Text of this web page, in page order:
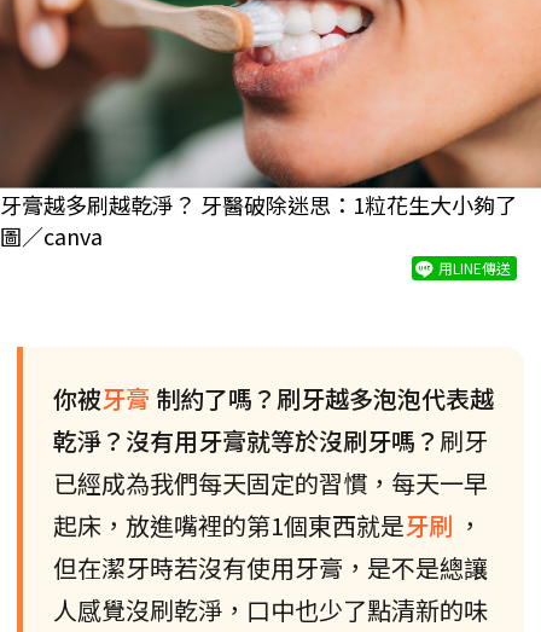
牙膏越多刷越乾淨？ 牙醫破除迷思：1粒花生大小夠了
圖／canva
用LINE傳送
你被牙膏 制約了嗎？刷牙越多泡泡代表越
乾淨？沒有用牙膏就等於沒刷牙嗎？ 刷牙
已經成為我們每天固定的習慣，每天一早
起床，放進嘴裡的第1個東西就是牙刷 ，
但在潔牙時若沒有使用牙膏，是不是總讓
人感覺沒刷乾淨，口中也少了點清新的味